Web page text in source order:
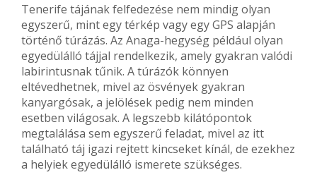
Tenerife tájának felfedezése nem mindig olyan
egyszerű, mint egy térkép vagy egy GPS alapján
történő túrázás. Az Anaga-hegység például olyan
egyedülálló tájjal rendelkezik, amely gyakran valódi
labirintusnak tűnik. A túrázók könnyen
eltévedhetnek, mivel az ösvények gyakran
kanyargósak, a jelölések pedig nem minden
esetben világosak. A legszebb kilátópontok
megtalálása sem egyszerű feladat, mivel az itt
található táj igazi rejtett kincseket kínál, de ezekhez
a helyiek egyedülálló ismerete szükséges.